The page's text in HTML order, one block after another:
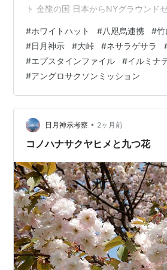
ト 金龍の国 日本からNYグラウンド
note.com www.youtube.com
救済のためにシリウスから３０００
本のあちこちに散ったから天孫降臨
く 神魂（かもす）神社…
#ホワイトハット #八咫烏連携 #
#日月神示 #大峠 #ネサラゲサラ
#エプスタインファイル #イルミナ
#アングロサクソンミッション
日月神示考察 • 2ヶ月前
コノハナサクヤヒメと九つ花